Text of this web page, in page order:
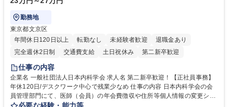
勤務地
東京都文京区
年間休日120日以上
転勤なし 未経験者歓迎
退職金あり
完全週休2日制
交通費支給 土日祝休み 第二新卒歓迎
仕事の内容
企業名 一般社団法人日本内科学会 求人名 第二新卒歓迎！【正社員事務】
年休120日/デスクワーク中心で残業少なめ 仕事の内容 日本内科学会の会
員管理部門にて、医師（会員）の年会費徴収や住所等個人情報の変更シス
テム入力、電話・FAX対応をお任せします。将来的には、各種委員会の運